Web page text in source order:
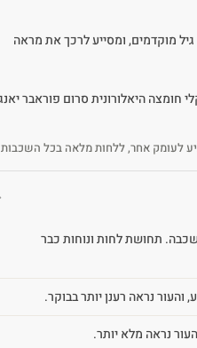
גיל מוקדמים, ומסייע לרכך את מראה
לעומק אחר, ללחות מלאה בכל השכבות
תחושת לחות ונוחות כבר
נראה רענן יותר בבוקר.
נראה מלא יותר.